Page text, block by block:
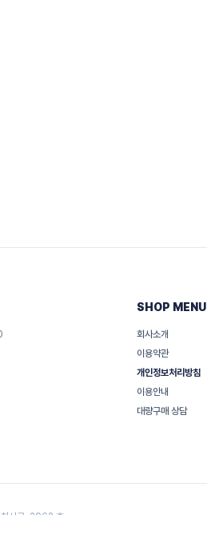
SHOP MENU
회사소개
이용약관
개인정보처리방침
이용안내
대량구매 상담
천서구-2962 호